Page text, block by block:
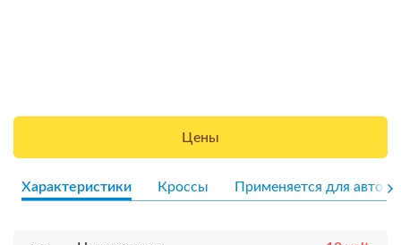
Цены
Характеристики Кроссы Применяется для авто